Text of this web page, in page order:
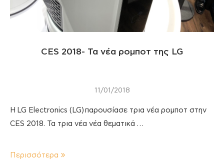
CES 2018- Τα νέα ρομποτ της LG
11/01/2018
H LG Electronics (LG) παρουσίασε τρια νέα ρομποτ στην
CES 2018. Τα τρια νέα νέα θεματικά …
Περισσότερα